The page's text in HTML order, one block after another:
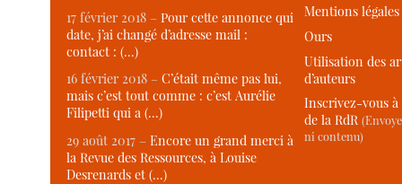
17 février 2018 –Pour cette annonce qui
date, j’ai changé d’adresse mail :
contact : (…)
16 février 2018 –C’était même pas lui,
mais c’est tout comme : c’est Aurélie
Filipetti qui a (…)
29 août 2017 –Encore un grand merci à
la Revue des Ressources, à Louise
Desrenards et (…)
Mentions légales
Ours
Utilisation des
d’auteurs
Inscrivez-vous
de la RdR
ni contenu)